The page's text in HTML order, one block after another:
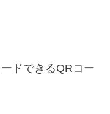
ドできるQRコー